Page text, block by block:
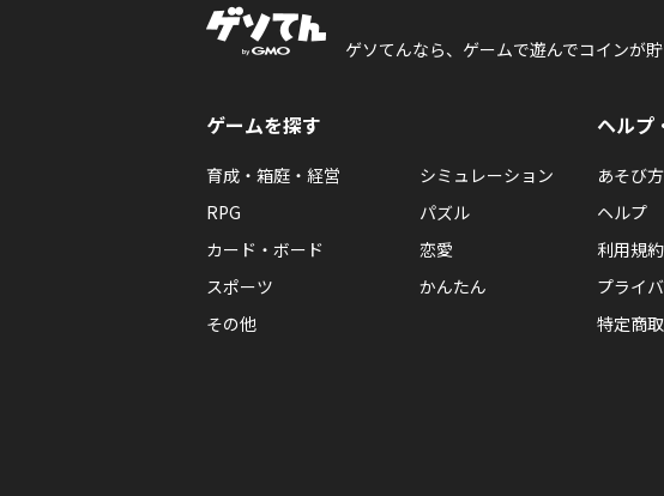
ゲソてんなら、ゲームで遊んでコインが貯
ゲームを探す
育成・箱庭・経営
シミュレーション
RPG
パズル
カード・ボード
恋愛
スポーツ
かんたん
その他
ヘルプ
あそび方
ヘルプ
利用規約
プライ
特定商